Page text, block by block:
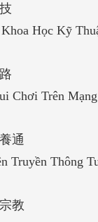
Học Kỹ
Chơi Trên
通
Truyền Thông
教